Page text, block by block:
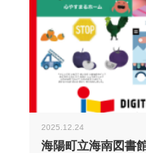
2025.12.24
海陽町立海南図書